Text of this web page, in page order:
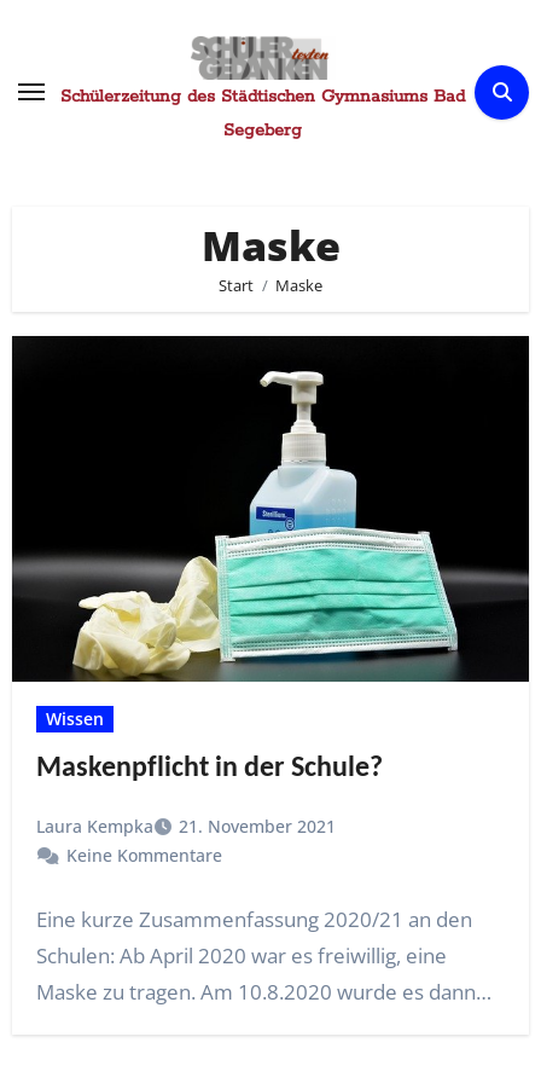
springenSchülerzeitung des Städtischen Gymnasiums Bad
Segeberg
Maske
Start Maske
Wissen
Maskenpflicht in der Schule?
Laura Kempka
21. November 2021
Keine Kommentare
Eine kurze Zusammenfassung 2020/21 an den
Schulen: Ab April 2020 war es freiwillig, eine
Maske zu tragen. Am 10.8.2020 wurde es dann…